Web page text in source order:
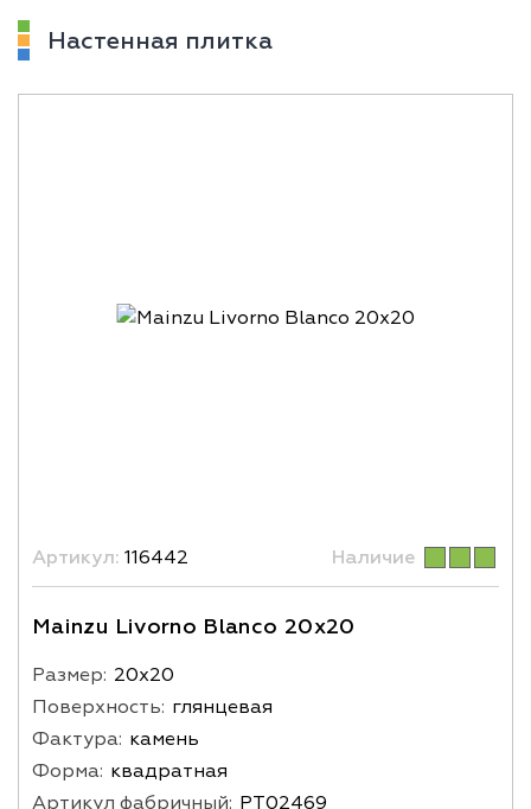
Настенная плитка
Артикул: 116442 Наличие
Mainzu Livorno Blanco 20x20
Размер: 20х20
Поверхность: глянцевая
Фактура: камень
Форма: квадратная
Артикул фабричный: PT02469